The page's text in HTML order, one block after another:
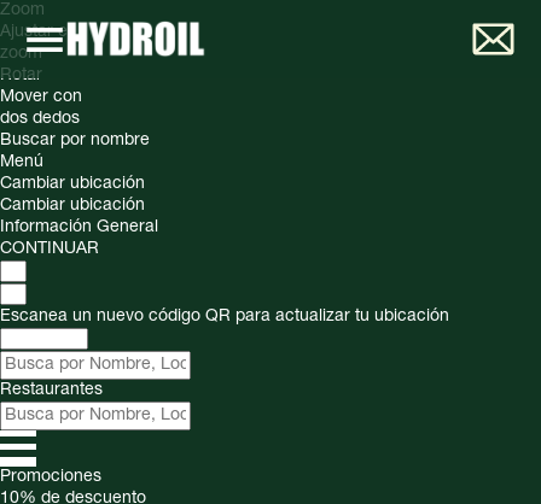
Zoom
Ajustar el
zoom
Rotar
Mover con
dos dedos
Buscar por nombre
Menú
Cambiar ubicación
Cambiar ubicación
Información General
CONTINUAR
Escanea un nuevo código QR para actualizar tu ubicación
Restaurantes
Promociones
10% de descuento